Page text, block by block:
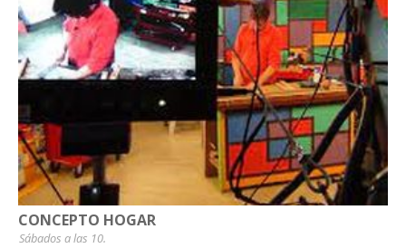
CONCEPTO HOGAR
Sábados a las 10.